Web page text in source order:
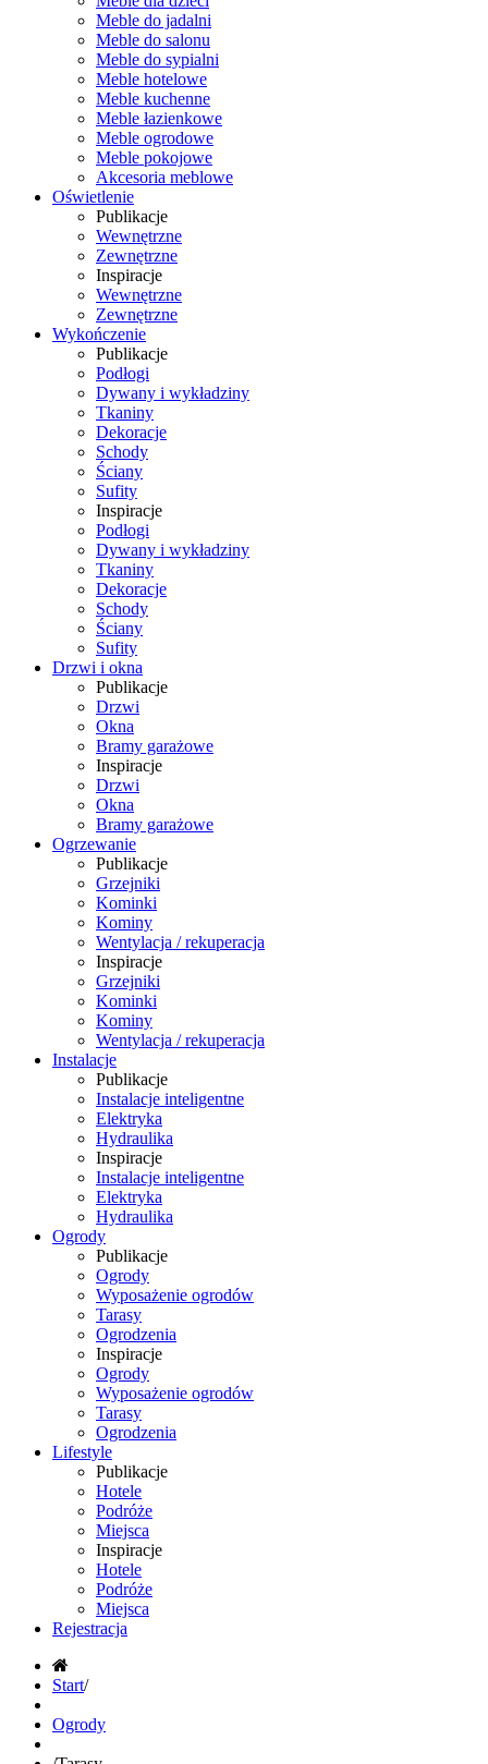
Meble do jadalni
Meble do salonu
Meble do sypialni
Meble hotelowe
Meble kuchenne
Meble łazienkowe
Meble ogrodowe
Meble pokojowe
Akcesoria meblowe
Oświetlenie
Publikacje
Wewnętrzne
Zewnętrzne
Inspiracje
Wewnętrzne
Zewnętrzne
Wykończenie
Publikacje
Podłogi
Dywany i wykładziny
Tkaniny
Dekoracje
Schody
Ściany
Sufity
Inspiracje
Podłogi
Dywany i wykładziny
Tkaniny
Dekoracje
Schody
Ściany
Sufity
Drzwi i okna
Publikacje
Drzwi
Okna
Bramy garażowe
Inspiracje
Drzwi
Okna
Bramy garażowe
Ogrzewanie
Publikacje
Grzejniki
Kominki
Kominy
Wentylacja / rekuperacja
Inspiracje
Grzejniki
Kominki
Kominy
Wentylacja / rekuperacja
Instalacje
Publikacje
Instalacje inteligentne
Elektryka
Hydraulika
Inspiracje
Instalacje inteligentne
Elektryka
Hydraulika
Ogrody
Publikacje
Ogrody
Wyposażenie ogrodów
Tarasy
Ogrodzenia
Inspiracje
Ogrody
Wyposażenie ogrodów
Tarasy
Ogrodzenia
Lifestyle
Publikacje
Hotele
Podróże
Miejsca
Inspiracje
Hotele
Podróże
Miejsca
Rejestracja
Start/
Ogrody